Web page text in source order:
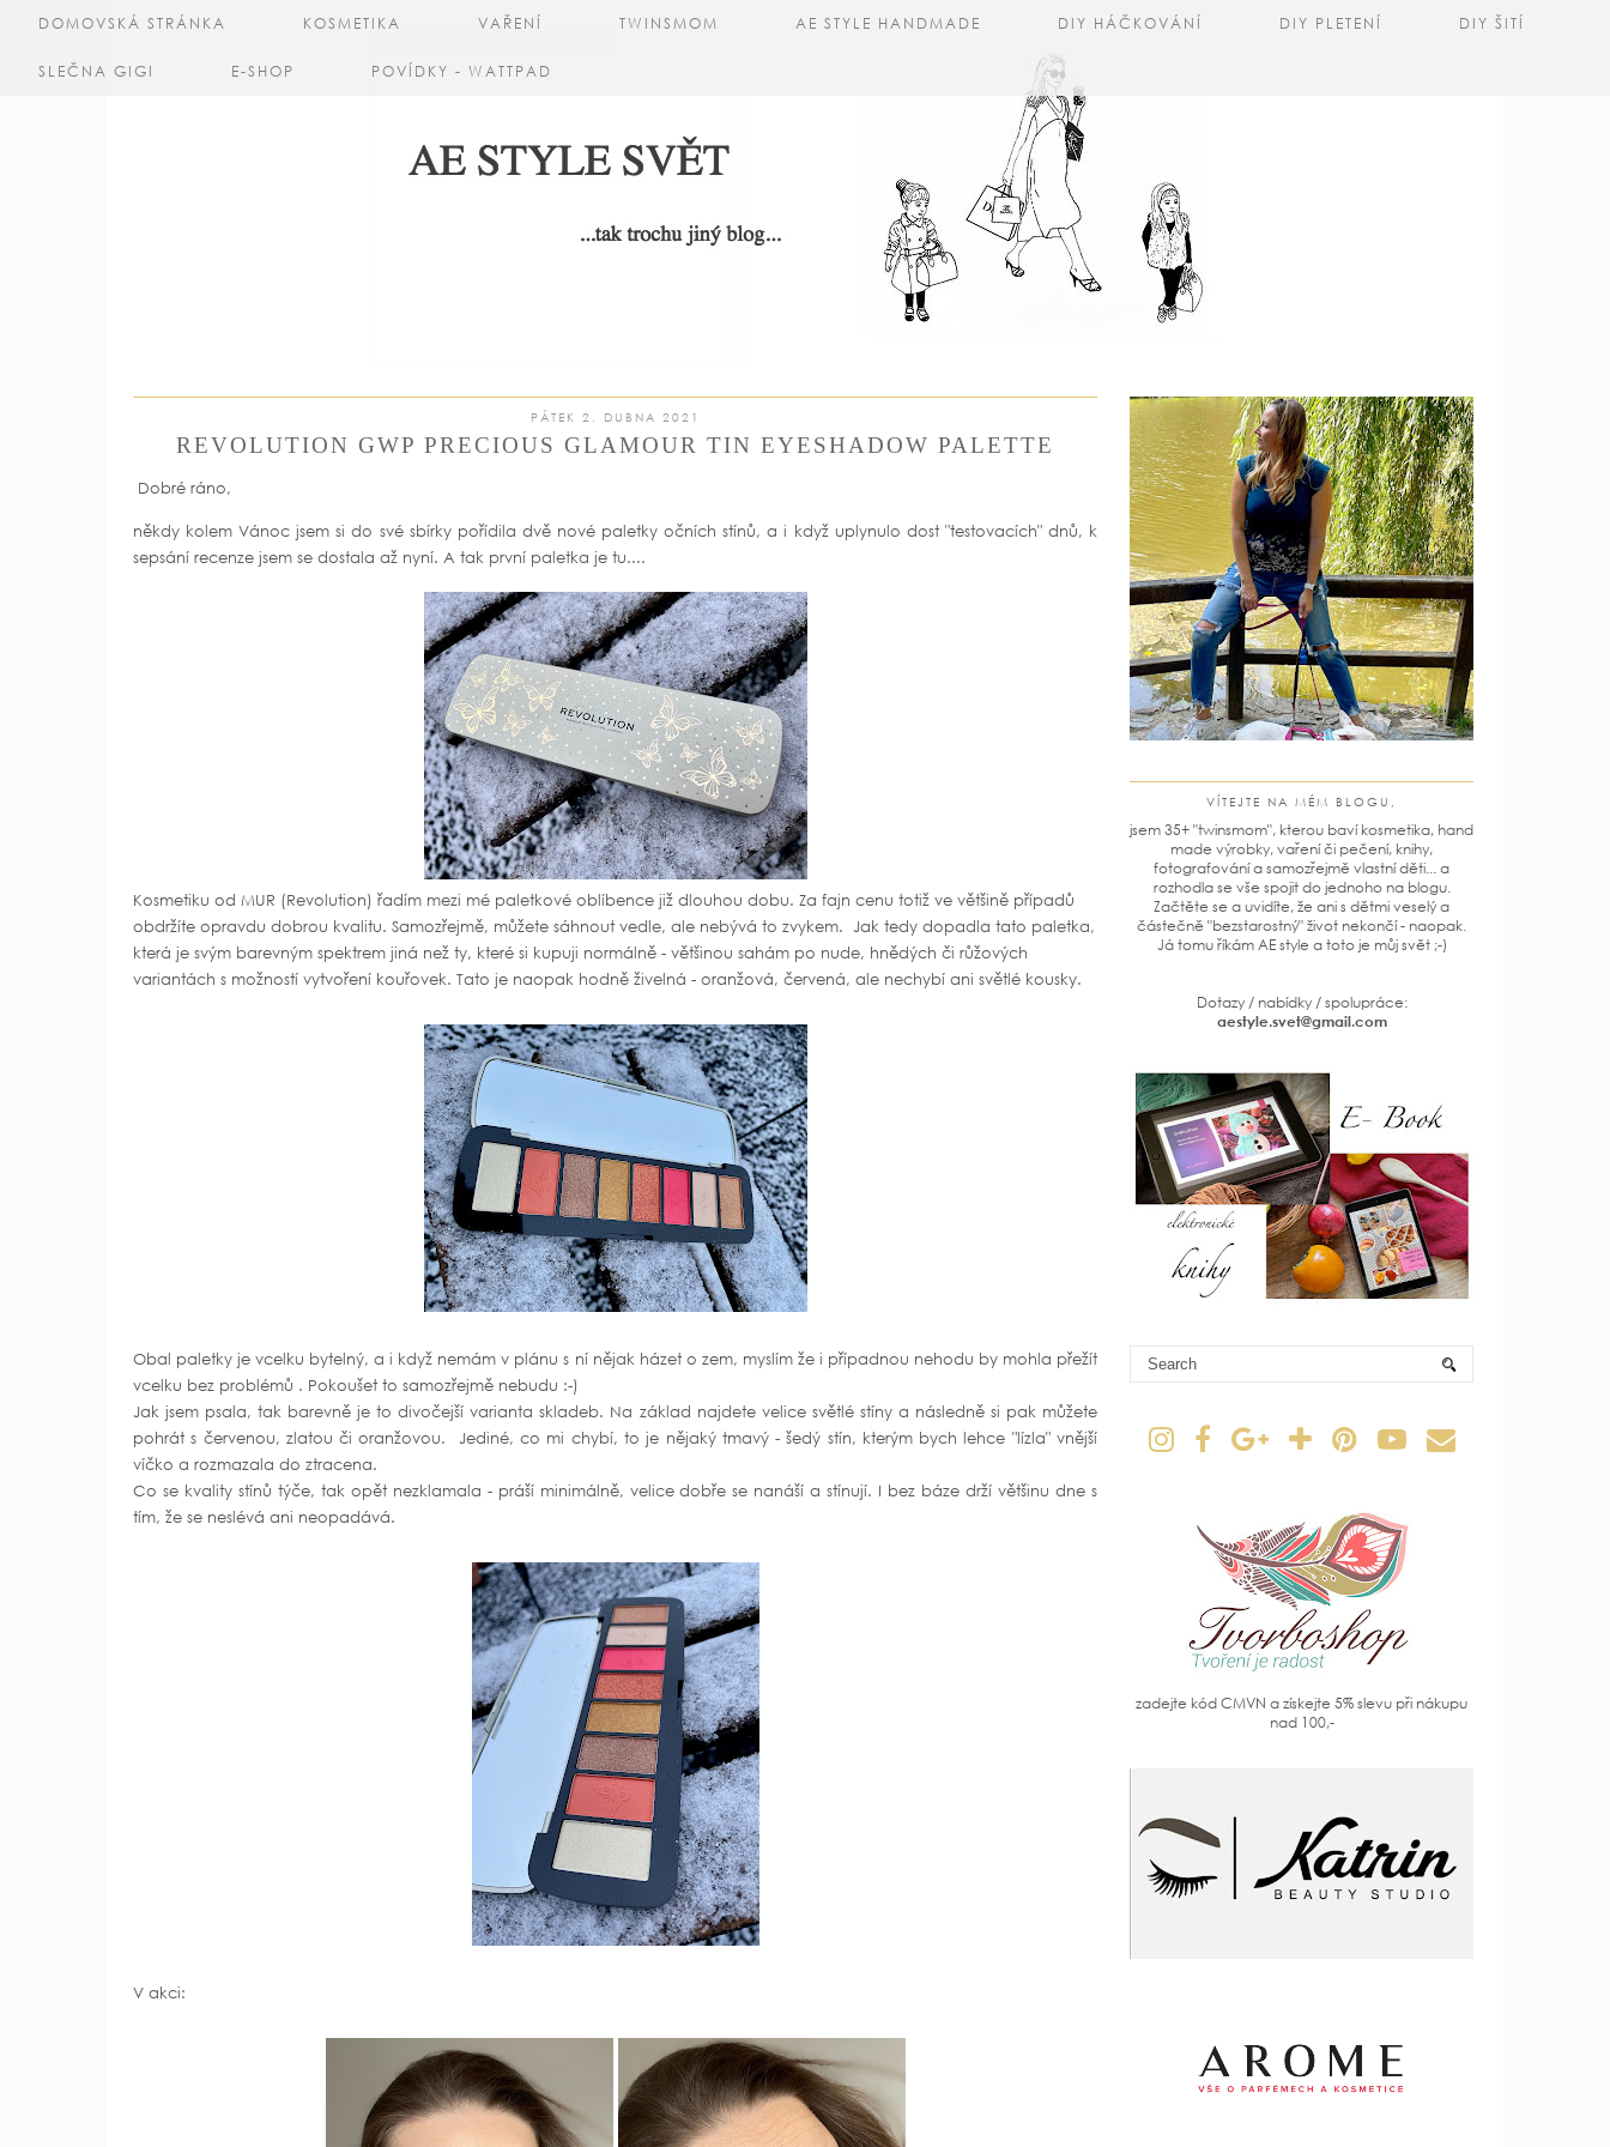
DOMOVSKÁ STRÁNKA KOSMETIKA VAŘENÍ TWINSMOM AE STYLE HANDMADE DIY HÁČKOVÁNÍ DIY PLETENÍ DIY ŠITÍ
SLEČNA GIGI E-SHOP POVÍDKY - WATTPAD
PÁTEK 2. DUBNA 2021
REVOLUTION GWP PRECIOUS GLAMOUR TIN EYESHADOW PALETTE
Dobré ráno,
někdy kolem Vánoc jsem si do své sbírky pořídila dvě nové paletky očních stínů, a i když uplynulo dost "testovacích" dnů, k
sepsání recenze jsem se dostala až nyní. A tak první paletka je tu....
Kosmetiku od MUR (Revolution) řadím mezi mé paletkové oblíbence již dlouhou dobu. Za fajn cenu totiž ve většině případů
obdržíte opravdu dobrou kvalitu. Samozřejmě, můžete sáhnout vedle, ale nebývá to zvykem. Jak tedy dopadla tato paletka,
která je svým barevným spektrem jiná než ty, které si kupuji normálně - většinou sahám po nude, hnědých či růžových
variantách s možností vytvoření kouřovek. Tato je naopak hodně živelná - oranžová, červená, ale nechybí ani světlé kousky.
Obal paletky je vcelku bytelný, a i když nemám v plánu s ní nějak házet o zem, myslím že i případnou nehodu by mohla přežít
vcelku bez problémů . Pokoušet to samozřejmě nebudu :-)
Jak jsem psala, tak barevně je to divočejší varianta skladeb. Na základ najdete velice světlé stíny a následně si pak můžete
pohrát s červenou, zlatou či oranžovou. Jediné, co mi chybí, to je nějaký tmavý - šedý stín, kterým bych lehce "lízla" vnější
víčko a rozmazala do ztracena.
Co se kvality stínů týče, tak opět nezklamala - práší minimálně, velice dobře se nanáší a stínují. I bez báze drží většinu dne s
tím, že se neslévá ani neopadává.
V akci:
VÍTEJTE NA MÉM BLOGU,
jsem 35+ "twinsmom", kterou baví kosmetika, hand
made výrobky, vaření či pečení, knihy,
fotografování a samozřejmě vlastní děti... a
rozhodla se vše spojit do jednoho na blogu.
Začtěte se a uvidíte, že ani s dětmi veselý a
částečně "bezstarostný" život nekončí - naopak.
Já tomu říkám AE style a toto je můj svět ;-)
Dotazy / nabídky / spolupráce:
aestyle.svet@gmail.com
zadejte kód CMVN a získejte 5% slevu při nákupu
nad 100,-